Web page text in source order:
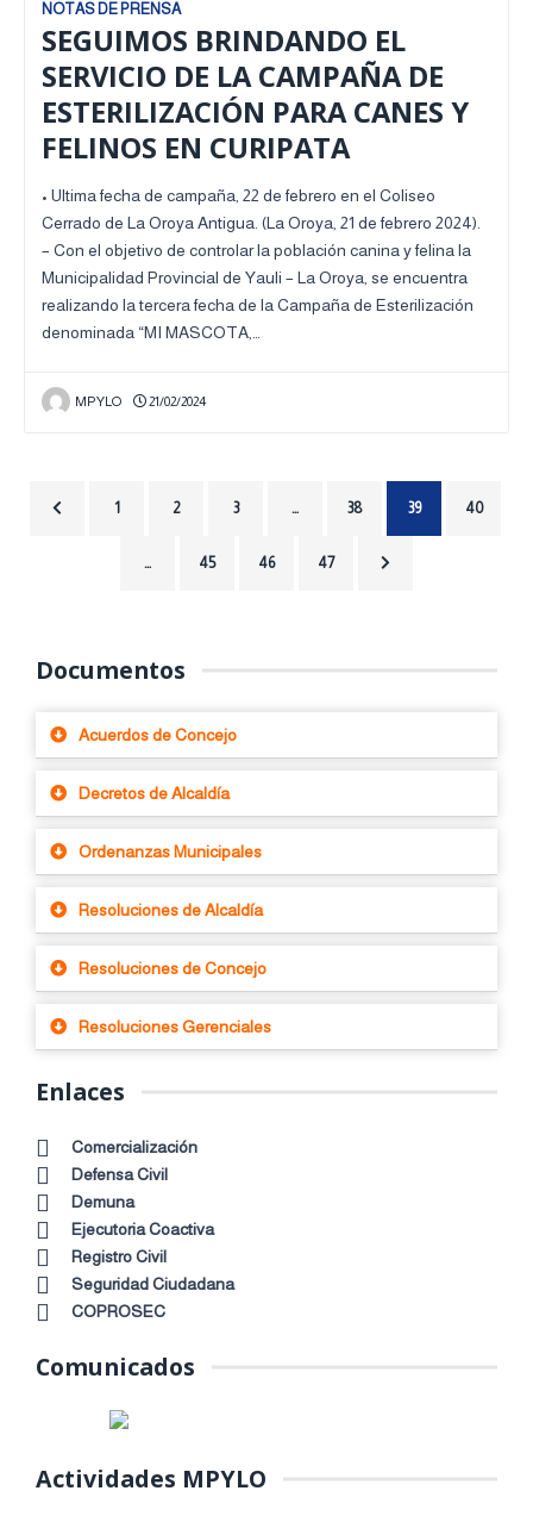
NOTAS DE PRENSA
SEGUIMOS BRINDANDO EL
SERVICIO DE LA CAMPAÑA DE
ESTERILIZACIÓN PARA CANES Y
FELINOS EN CURIPATA
• Ultima fecha de campaña, 22 de febrero en el Coliseo
Cerrado de La Oroya Antigua. (La Oroya, 21 de febrero 2024).
– Con el objetivo de controlar la población canina y felina la
Municipalidad Provincial de Yauli – La Oroya, se encuentra
realizando la tercera fecha de la Campaña de Esterilización
denominada “MI MASCOTA,…
MPYLO 21/02/2024
1 2 3 … 38 39 40
… 45 46 47
Documentos
Acuerdos de Concejo
Decretos de Alcaldía
Ordenanzas Municipales
Resoluciones de Alcaldía
Resoluciones de Concejo
Resoluciones Gerenciales
Enlaces
Comercialización
Defensa Civil
Demuna
Ejecutoria Coactiva
Registro Civil
Seguridad Ciudadana
COPROSEC
Comunicados
Actividades MPYLO